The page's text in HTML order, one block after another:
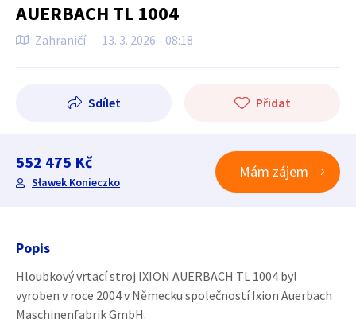
AUERBACH TL 1004
Zahraničí 13. 3. 2026 - 08:18
Sdílet Přidat
552 475 Kč
Sławek Konieczko
Mám zájem
Popis
Hloubkový vrtací stroj IXION AUERBACH TL 1004 byl
vyroben v roce 2004 v Německu společností Ixion Auerbach
Maschinenfabrik GmbH.